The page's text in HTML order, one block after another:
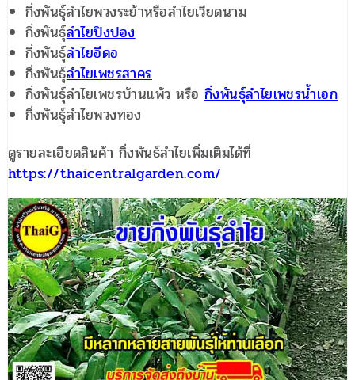
กิ่งพันธุ์ลำไยพวงระย้าหรือลำไยเวียดนาม
กิ่งพันธุ์ลำไยปิงปอง
กิ่งพันธุ์ลำไยอีดอ
กิ่งพันธุ์ลำไยเพชรสาคร
กิ่งพันธุ์ลำไยเพชรบ้านแพ้ว หรือ กิ่งพันธุ์ลำไยเพชรน้ำเอก
กิ่งพันธุ์ลำไยพวงทอง
ดูรายละเอียดสินค้า กิ่งพันธ์ลำไยเพิ่มเติมได้ที่
https://thaicentralgarden.com/